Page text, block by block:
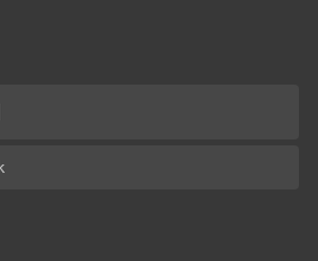
môže iba prihlásený užívateľ.